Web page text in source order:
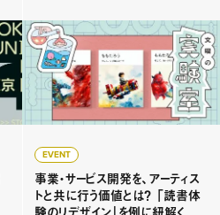
EVENT
事業・サービス開発を、アーティス
トと共に行う価値とは？ 「読書体